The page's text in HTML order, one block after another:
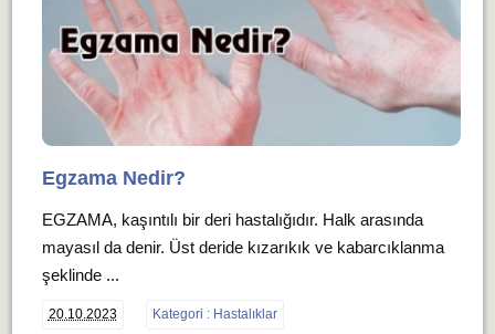
Egzama Nedir?
EGZAMA, kaşıntılı bir deri hastalığıdır. Halk arasında
mayasıl da denir. Üst deride kızarıkık ve kabarcıklanma
şeklinde ...
20.10.2023 Kategori : Hastalıklar